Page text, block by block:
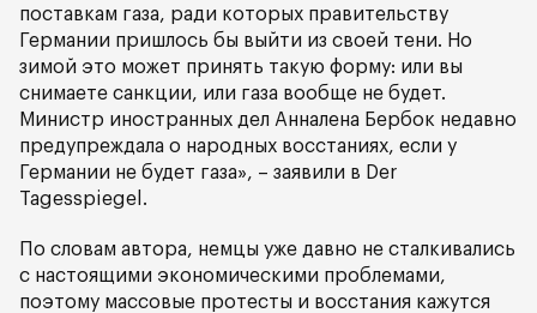
поставкам газа, ради которых правительству
Германии пришлось бы выйти из своей тени. Но
зимой это может принять такую форму: или вы
снимаете санкции, или газа вообще не будет.
Министр иностранных дел Анналена Бербок недавно
предупреждала о народных восстаниях, если у
Германии не будет газа», – заявили в Der
Tagesspiegel.
По словам автора, немцы уже давно не сталкивались
с настоящими экономическими проблемами,
поэтому массовые протесты и восстания кажутся